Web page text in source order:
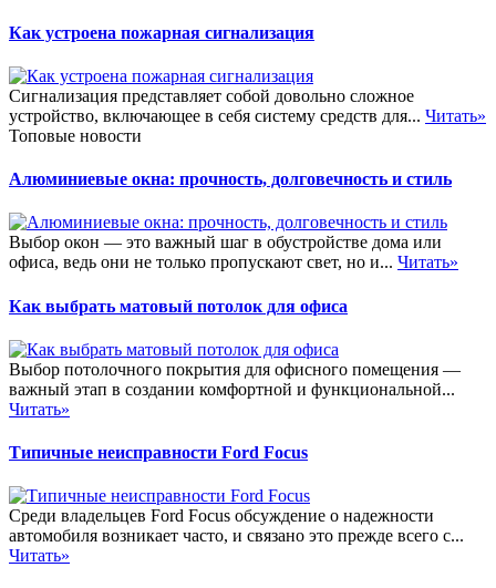
Как устроена пожарная сигнализация
Сигнализация представляет собой довольно сложное
устройство, включающее в себя систему средств для... Читать»
Топовые новости
Алюминиевые окна: прочность, долговечность и стиль
Выбор окон — это важный шаг в обустройстве дома или
офиса, ведь они не только пропускают свет, но и... Читать»
Как выбрать матовый потолок для офиса
Выбор потолочного покрытия для офисного помещения —
важный этап в создании комфортной и функциональной...
Читать»
Типичные неисправности Ford Focus
Среди владельцев Ford Focus обсуждение о надежности
автомобиля возникает часто, и связано это прежде всего с...
Читать»